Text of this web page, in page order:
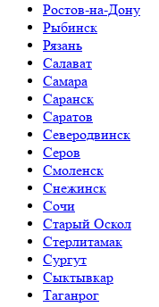
Ростов-на-Дону
Рыбинск
Рязань
Салават
Самара
Саранск
Саратов
Северодвинск
Серов
Смоленск
Снежинск
Сочи
Старый Оскол
Стерлитамак
Сургут
Сыктывкар
Таганрог